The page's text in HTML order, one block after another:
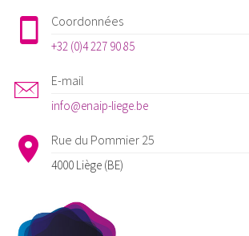
Coordonnées
+32 (0)4 227 90 85
E-mail
info@enaip-liege.be
Rue du Pommier 25
4000 Liège (BE)